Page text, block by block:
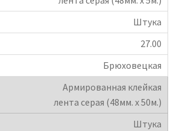
Штука
27.00
Брюховецкая
Армированная клейкая
лента серая (48мм. х 50м.)
Штука